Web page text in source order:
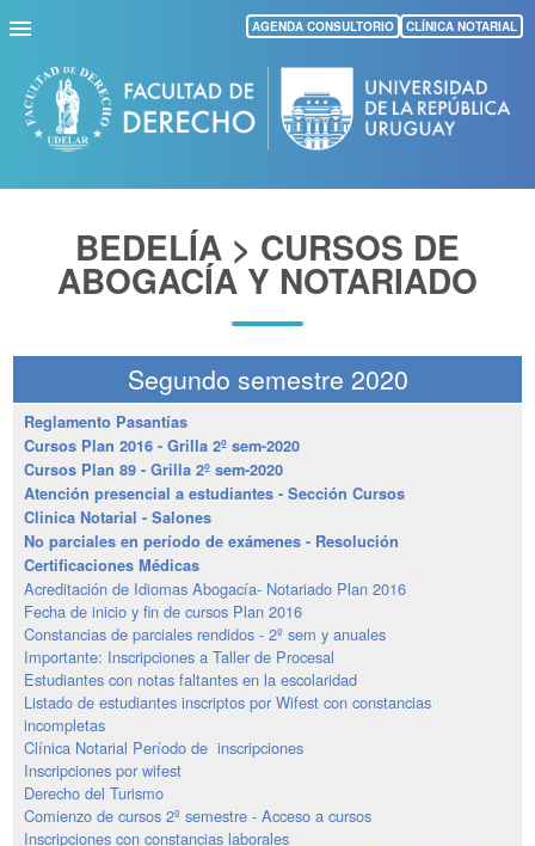
Pasar
al
contenido
principal
AGENDA CONSULTORIO CLÍNICA NOTARIAL
BEDELÍA > CURSOS DE
ABOGACÍA Y NOTARIADO
Segundo semestre 2020
Reglamento Pasantías
Cursos Plan 2016 - Grilla 2º sem-2020
Cursos Plan 89 - Grilla 2º sem-2020
Atención presencial a estudiantes - Sección Cursos
Clinica Notarial - Salones
No parciales en período de exámenes - Resolución
Certificaciones Médicas
Acreditación de Idiomas Abogacía- Notariado Plan 2016
Fecha de inicio y fin de cursos Plan 2016
Constancias de parciales rendidos - 2º sem y anuales
Importante: Inscripciones a Taller de Procesal
Estudiantes con notas faltantes en la escolaridad
Listado de estudiantes inscriptos por Wifest con constancias
incompletas
Clínica Notarial Período de inscripciones
Inscripciones por wifest
Derecho del Turismo
Comienzo de cursos 2º semestre - Acceso a cursos
Inscripciones con constancias laborales